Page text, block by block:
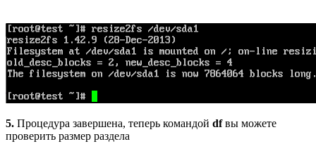
5. Процедура завершена, теперь командой dfвы можете
проверить размер раздела